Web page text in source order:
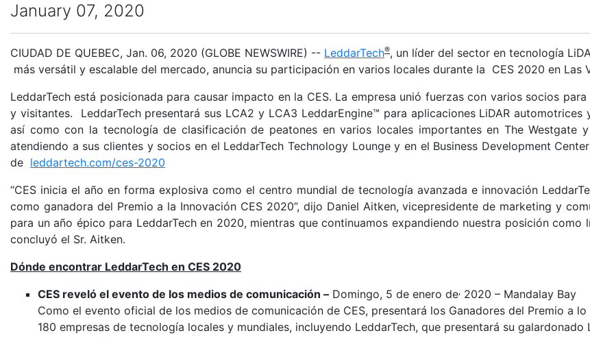
January 07, 2020
CIUDAD DE QUEBEC, Jan. 06, 2020 (GLOBE NEWSWIRE) -- LeddarTech®, un líder del sector en tecnología
más versátil y escalable del mercado, anuncia su participación en varios locales durante la CES 2020 en Las
LeddarTech está posicionada para causar impacto en la CES. La empresa unió fuerzas con varios socios
y visitantes. LeddarTech presentará sus LCA2 y LCA3 LeddarEngine™ para aplicaciones LiDAR
así como con la tecnología de clasificación de peatones en varios locales importantes en The Westgate
atendiendo a sus clientes y socios en el LeddarTech Technology Lounge y en el Business Development
de leddartech.com/ces-2020
“CES inicia el año en forma explosiva como el centro mundial de tecnología avanzada e innovación
como ganadora del Premio a la Innovación CES 2020”, dijo Daniel Aitken, vicepresidente de marketing y
para un año épico para LeddarTech en 2020, mientras que continuamos expandiendo nuestra posición como
concluyó el Sr. Aitken.
Dónde encontrar LeddarTech en CES 2020
CES reveló el evento de los medios de comunicación – Domingo, 5 de enero de, 2020 – Mandalay Bay
Como el evento oficial de los medios de comunicación de CES, presentará los Ganadores del Premio a
180 empresas de tecnología locales y mundiales, incluyendo LeddarTech, que presentará su galardonado